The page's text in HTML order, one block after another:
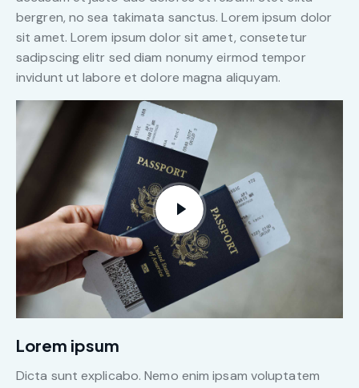
bergren, no sea takimata sanctus. Lorem ipsum dolor
sit amet. Lorem ipsum dolor sit amet, consetetur
sadipscing elitr sed diam nonumy eirmod tempor
invidunt ut labore et dolore magna aliquyam.
Lorem ipsum
Dicta sunt explicabo. Nemo enim ipsam voluptatem